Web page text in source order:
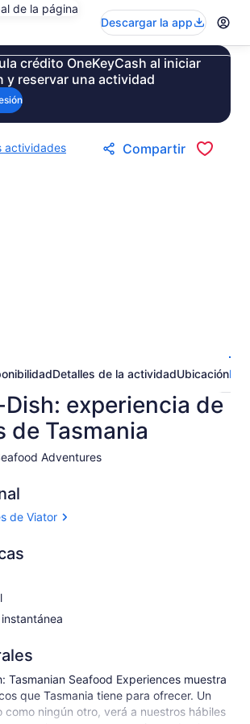
de la página
Descargar la app
crédito OneKeyCash al iniciar
y reservar una actividad
actividades
Compartir
Detalles de la actividadUbicación
experiencia de
de Tasmania
Adventures​
de Viator
Tasmanian Seafood Experiences muestra
que Tasmania tiene para ofrecer. Un
como ningún otro, verá a nuestros hábiles